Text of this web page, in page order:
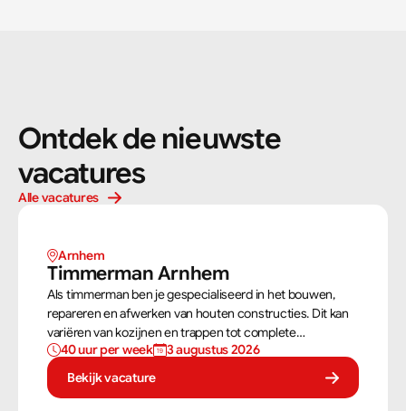
Ontdek de nieuwste
vacatures
Alle vacatures
Arnhem
Timmerman Arnhem
Als timmerman ben je gespecialiseerd in het bouwen,
repareren en afwerken van houten constructies. Dit kan
variëren van kozijnen en trappen tot complete
dakconstructies en gevels. Aan de hand van
bouwtekeningen zorg jij ervoor dat een constructie
zowel stevig als netjes is afgewerkt.
40 uur per week
3 augustus 2026
Bekijk vacature